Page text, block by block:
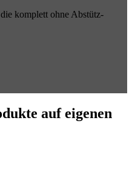
komplett ohne Abstütz-
auf eigenen